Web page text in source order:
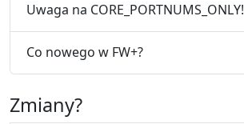
Uwaga na CORE_PORTNUMS_ONLY!
Co nowego w FW+?
Zmiany?